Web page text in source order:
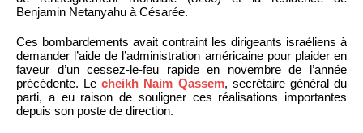
Benjamin Netanyahu à Césarée.
Ces bombardements avait contraint les dirigeants israéliens à
demander l’aide de l’administration américaine pour plaider en
faveur d’un cessez-le-feu rapide en novembre de l’année
précédente. Lecheikh Naim Qassem, secrétaire général du
parti, a eu raison de souligner ces réalisations importantes
depuis son poste de direction.